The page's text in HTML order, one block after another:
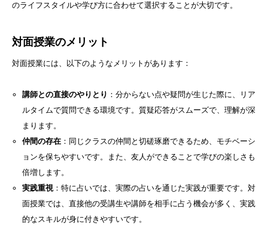
のライフスタイルや学び方に合わせて選択することが大切です。
対面授業のメリット
対面授業には、以下のようなメリットがあります：
講師との直接のやりとり ：分からない点や疑問が生じた際に、リア
ルタイムで質問できる環境です。質疑応答がスムーズで、理解が深
まります。
仲間の存在：同じクラスの仲間と切磋琢磨できるため、モチベーシ
ョンを保ちやすいです。また、友人ができることで学びの楽しさも
倍増します。
実践重視：特に占いでは、実際の占いを通じた実践が重要です。対
面授業では、直接他の受講生や講師を相手に占う機会が多く、実践
的なスキルが身に付きやすいです。